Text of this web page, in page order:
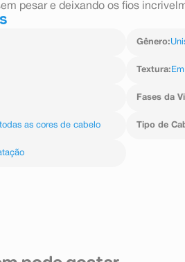
pesar e deixando os fios
Gênero:
Textura:
Fases da
as cores de cabelo Tipo de